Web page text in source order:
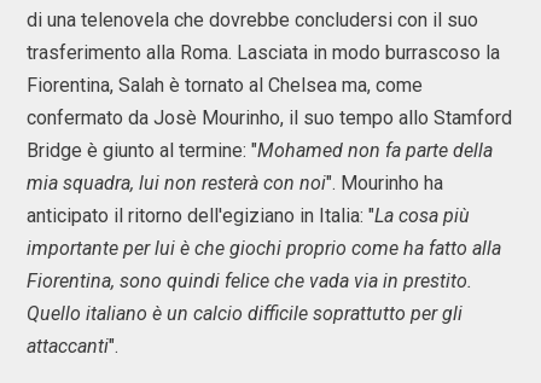
di una telenovela che dovrebbe concludersi con il suo
trasferimento alla Roma. Lasciata in modo burrascoso la
Fiorentina, Salah è tornato al Chelsea ma, come
confermato da Josè Mourinho, il suo tempo allo Stamford
Bridge è giunto al termine: "Mohamed non fa parte della
mia squadra, lui non resterà con noi". Mourinho ha
anticipato il ritorno dell'egiziano in Italia: "La cosa più
importante per lui è che giochi proprio come ha fatto alla
Fiorentina, sono quindi felice che vada via in prestito.
Quello italiano è un calcio difficile soprattutto per gli
attaccanti".